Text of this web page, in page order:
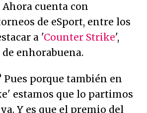
cuenta con
de eSport, entre los
a 'Counter Strike',
enhorabuena.
Pues porque también en
estamos que lo partimos
Y es que el premio del